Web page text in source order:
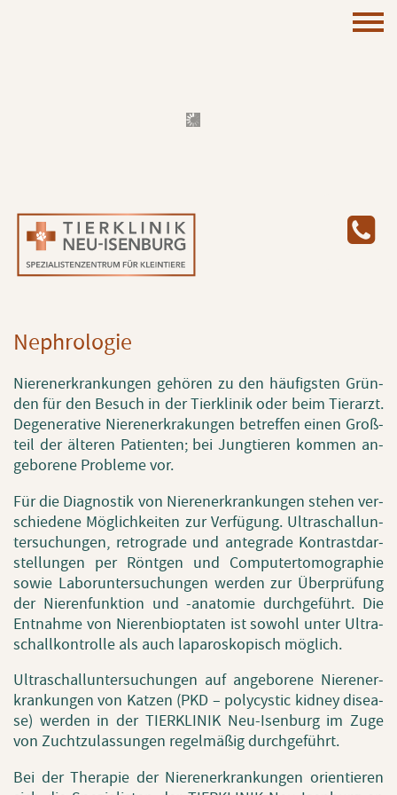
Ne­phro­lo­gie
Nie­ren­er­kran­kun­gen ge­hö­ren zu den häu­figs­ten Grün­
den für den Be­such in der Tier­kli­nik oder beim Tier­arzt.
De­ge­ne­ra­ti­ve Nie­ren­er­krakun­gen be­tref­fen einen Groß­
teil der äl­te­ren Pa­ti­en­ten; bei Jung­tie­ren kom­men an­
ge­bo­re­ne Pro­ble­me vor.
Für die Dia­gnos­tik von Nie­ren­er­kran­kun­gen ste­hen ver­
schie­de­ne Mög­lich­kei­ten zur Ver­fü­gung. Ul­tra­schall­un­
ter­su­chun­gen, re­tro­gra­de und an­te­gra­de Kon­trast­dar­
stel­lun­gen per Rönt­gen und Com­pu­ter­to­mo­gra­phie
sowie La­bor­un­ter­su­chun­gen wer­den zur Über­prü­fung
der Nie­ren­funk­ti­on und -ana­to­mie durch­ge­führt. Die
Ent­nah­me von Nie­ren­bi­op­ta­ten ist so­wohl unter Ul­tra­
schall­kontrol­le als auch la­pa­ro­sko­pisch mög­lich.
Ul­tra­schall­un­ter­su­chun­gen auf an­ge­bo­re­ne Nie­ren­er­
kran­kun­gen von Kat­zen (PKD – po­ly­cys­tic kid­ney di­sea­
se) wer­den in der TIER­KLI­NIK Neu-Isen­burg im Zuge
von Zucht­zu­las­sun­gen re­gel­mä­ßig durch­ge­führt.
Bei der The­ra­pie der Nie­ren­er­kran­kun­gen ori­en­tie­ren